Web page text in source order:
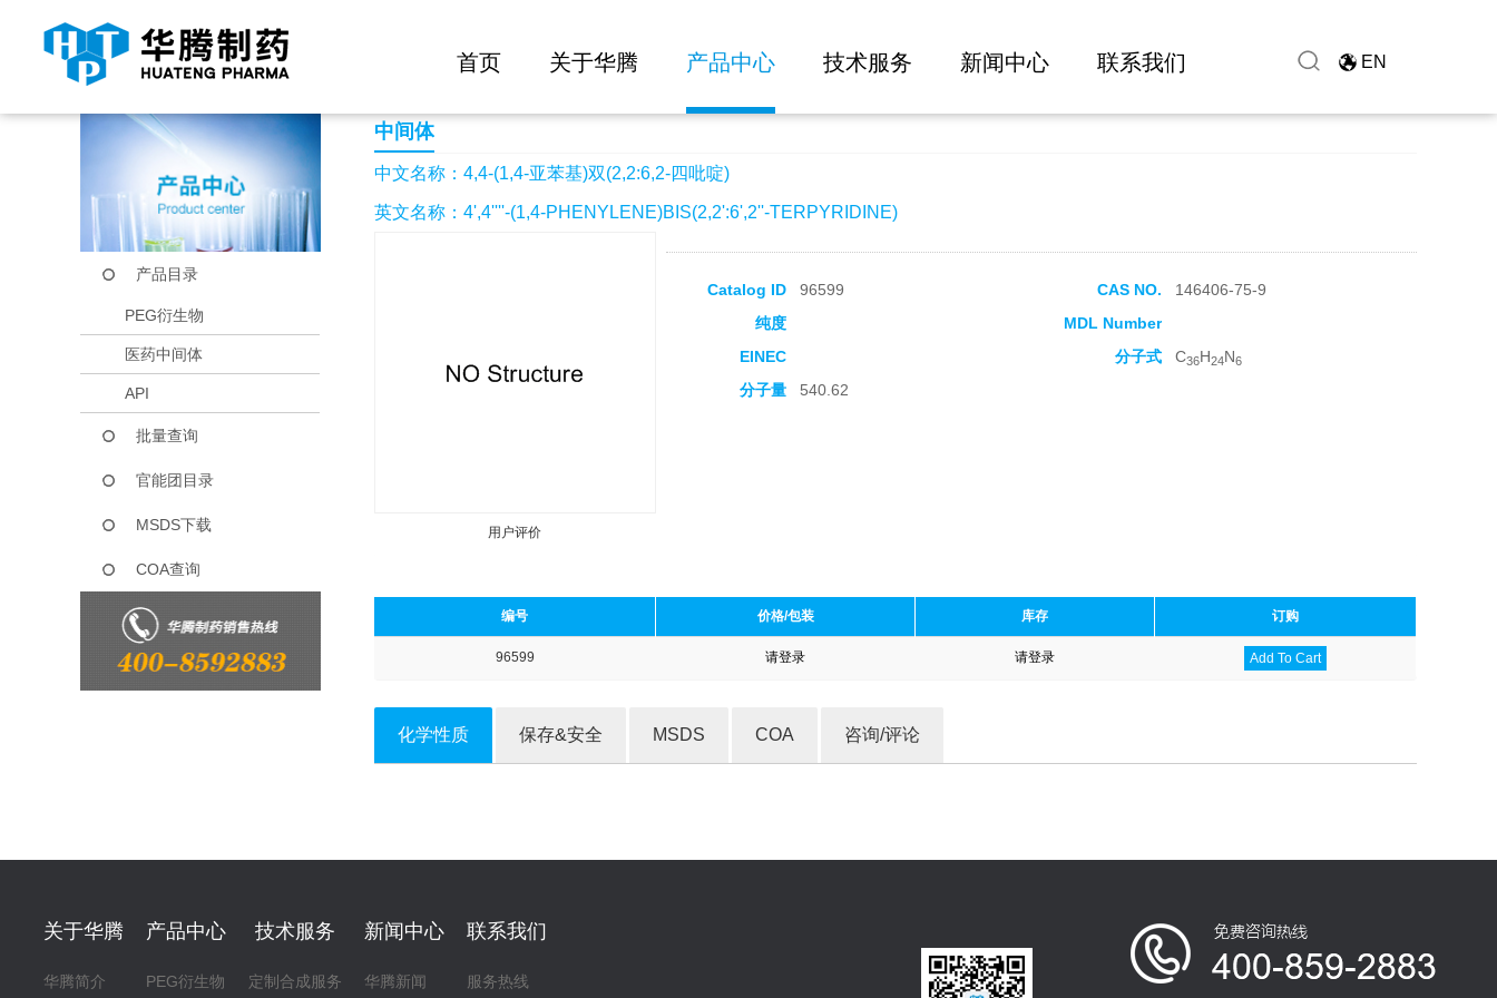
首页 关于华腾 产品中心 技术服务 新闻中心 联系我们 EN
当前位置： 首页 产品中心 4,4-(1,4-亚苯基)双(2,2:6,2-四吡啶)
产品目录
PEG衍生物
医药中间体
API
批量查询
官能团目录
MSDS下载
COA查询
中间体
中文名称：4,4-(1,4-亚苯基)双(2,2:6,2-四吡啶)
英文名称：4',4''''-(1,4-PHENYLENE)BIS(2,2':6',2''-TERPYRIDINE)
用户评价
Catalog ID 96599 CAS NO.
146406-75-9
纯度
MDL Number
EINEC
分子式 C36H24N6
分子量 540.62
编号 价格/包装 库存 订购
96599 请登录 请登录 Add To Cart
化学性质 保存&安全 MSDS COA 咨询/评论
关于华腾
华腾简介
产品中心
PEG衍生物
技术服务
定制合成服务
新闻中心
华腾新闻
联系我们
服务热线